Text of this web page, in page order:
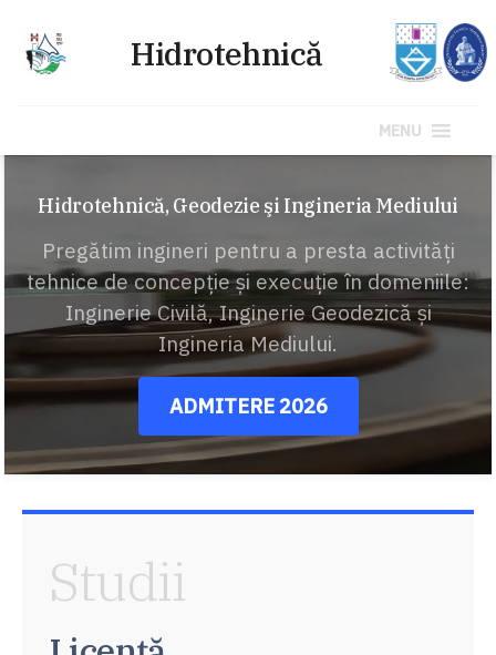
MENU
Hidrotehnică, Geodezie şi Ingineria Mediului
Pregătim ingineri pentru a presta activități
tehnice de concepție și execuție în domeniile:
Inginerie Civilă, Inginerie Geodezică și
Ingineria Mediului.
ADMITERE 2026
Studii